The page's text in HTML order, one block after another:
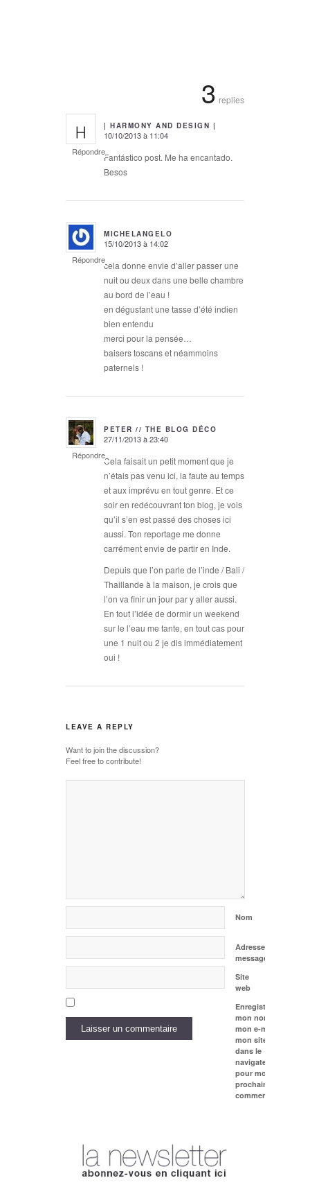
3 replies
| HARMONY AND DESIGN |
says:
10/10/2013 à 11:04
Fantástico post. Me ha encantado.
Besos
Répondre
MICHELANGELO
says:
15/10/2013 à 14:02
cela donne envie d’aller passer une
nuit ou deux dans une belle chambre
au bord de l’eau !
en dégustant une tasse d’été indien
bien entendu
merci pour la pensée…
baisers toscans et néammoins
paternels !
Répondre
PETER // THE BLOG DÉCO
says:
27/11/2013 à 23:40
Cela faisait un petit moment que je
n’étais pas venu ici, la faute au temps
et aux imprévu en tout genre. Et ce
soir en redécouvrant ton blog, je vois
qu’il s’en est passé des choses ici
aussi. Ton reportage me donne
carrément envie de partir en Inde.
Depuis que l’on parle de l’inde / Bali /
Thaillande à la maison, je crois que
l’on va finir un jour par y aller aussi.
En tout l’idée de dormir un weekend
sur le l’eau me tante, en tout cas pour
une 1 nuit ou 2 je dis immédiatement
oui !
Répondre
LEAVE A REPLY
Want to join the discussion?
Feel free to contribute!
Nom
Adresse de
messagerie
Site
web
Enregistrer
mon nom,
mon e-mail et
mon site web
dans le
navigateur
pour mon
prochain
commentaire.